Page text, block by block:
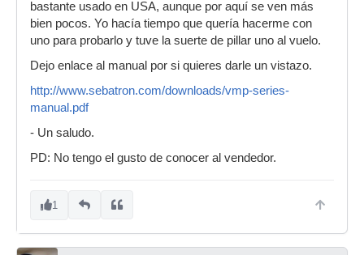
bastante usado en USA, aunque por aquí se ven más
bien pocos. Yo hacía tiempo que quería hacerme con
uno para probarlo y tuve la suerte de pillar uno al vuelo.
Dejo enlace al manual por si quieres darle un vistazo.
http://www.sebatron.com/downloads/vmp-series-
manual.pdf
- Un saludo.
PD: No tengo el gusto de conocer al vendedor.
1